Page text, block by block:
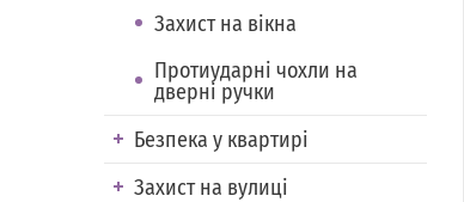
Захист на вікна
Протиударні чохли на
дверні ручки
Безпека у квартирі
Захист на вулиці